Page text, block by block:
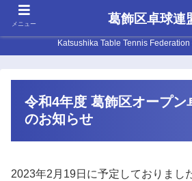
Katsushika Table Tennis
令和4年度 葛飾区オープン
のお知らせ
2023年2月19日に予定しておりまし
メニュー 葛飾区卓球連